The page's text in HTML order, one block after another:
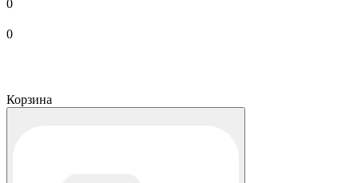
0
0
Корзина